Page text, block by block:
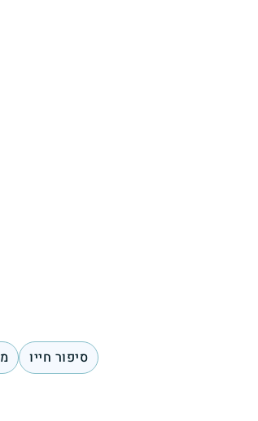
סיפור חייו